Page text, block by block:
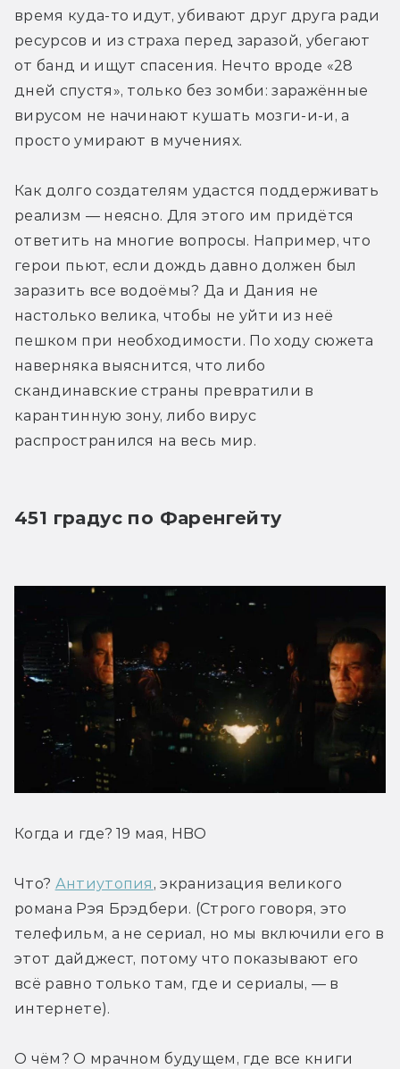
время куда-то идут, убивают друг друга ради
ресурсов и из страха перед заразой, убегают
от банд и ищут спасения. Нечто вроде «28
дней спустя», только без зомби: заражённые
вирусом не начинают кушать мозги-и-и, а
просто умирают в мучениях.
Как долго создателям удастся поддерживать
реализм — неясно. Для этого им придётся
ответить на многие вопросы. Например, что
герои пьют, если дождь давно должен был
заразить все водоёмы? Да и Дания не
настолько велика, чтобы не уйти из неё
пешком при необходимости. По ходу сюжета
наверняка выяснится, что либо
скандинавские страны превратили в
карантинную зону, либо вирус
распространился на весь мир.
451 градус по Фаренгейту
Когда и где? 19 мая, HBO
Что? Антиутопия , экранизация великого
романа Рэя Брэдбери. (Строго говоря, это
телефильм, а не сериал, но мы включили его в
этот дайджест, потому что показывают его
всё равно только там, где и сериалы, — в
интернете).
О чём? О мрачном будущем, где все книги